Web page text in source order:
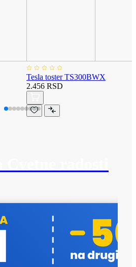
Tesla toster TS300BWX
2.456 RSD